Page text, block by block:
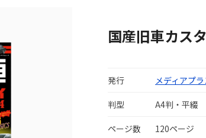
国産旧車カス
発行 メディアプラ
判型 A4判・平綴
ページ数 120ページ